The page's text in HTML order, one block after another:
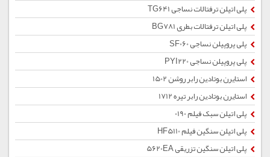
پلی اتیلن ترفتالات نساجی TG641
پلی اتیلن ترفتالات بطری BG781
پلی پروپیلن نساجی SF060
پلی پروپیلن نساجی PYI220
استایرن بوتادین رابر روشن 1502
استایرن بوتادین رابر تیره 1712
پلی اتیلن سبک فیلم 0190
پلی اتیلن سنگین فیلم HF5110
پلی اتیلن سنگین تزریقی 5620EA